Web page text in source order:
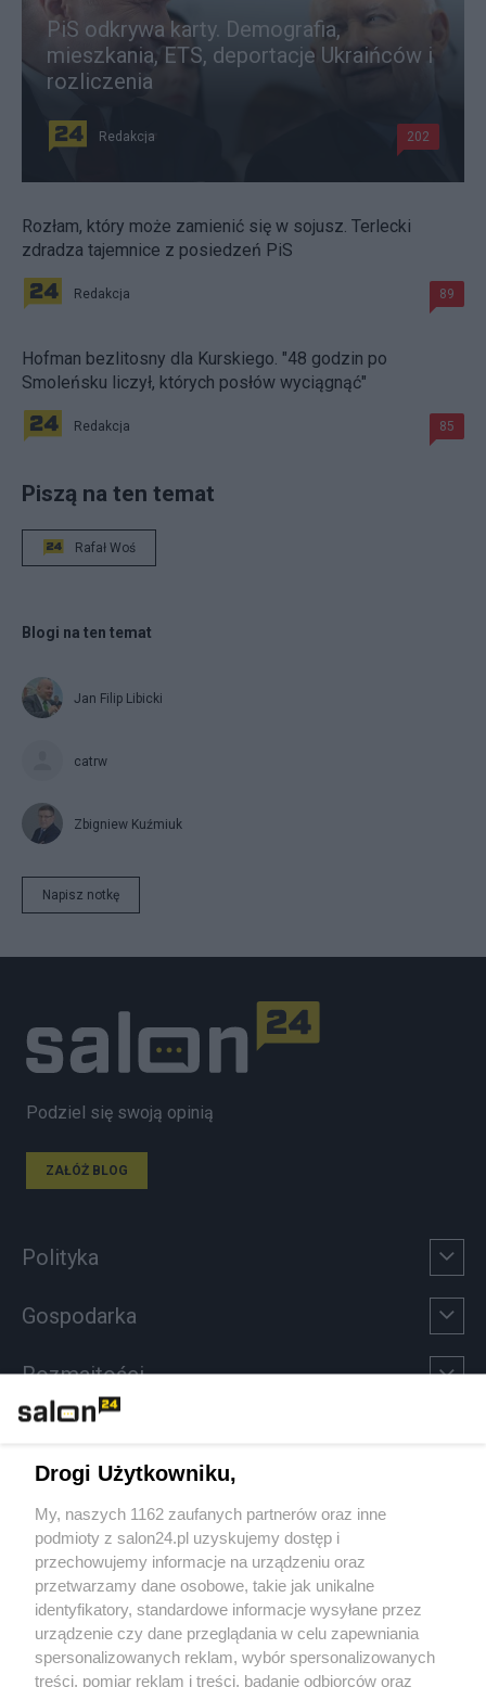
PiS odkrywa karty. Demografia,
mieszkania, ETS, deportacje Ukraińców i
rozliczenia
Redakcja 202
Rozłam, który może zamienić się w sojusz. Terlecki
zdradza tajemnice z posiedzeń PiS
Redakcja 89
Hofman bezlitosny dla Kurskiego. "48 godzin po
Smoleńsku liczył, których posłów wyciągnąć"
Redakcja 85
Piszą na ten temat
Rafał Woś
Blogi na ten temat
Jan Filip Libicki
catrw
Zbigniew Kuźmiuk
Napisz notkę
Podziel się swoją opinią
ZAŁÓŻ BLOG
Polityka
Gospodarka
Rozmaitości
Sport
Społeczeństwo
Kultura
Drogi Użytkowniku,
My, naszych 1162 zaufanych partnerów oraz inne
podmioty z salon24.pl uzyskujemy dostęp i
przechowujemy informacje na urządzeniu oraz
przetwarzamy dane osobowe, takie jak unikalne
identyfikatory, standardowe informacje wysyłane przez
urządzenie czy dane przeglądania w celu zapewniania
spersonalizowanych reklam, wybór spersonalizowanych
treści, pomiar reklam i treści, badanie odbiorców oraz